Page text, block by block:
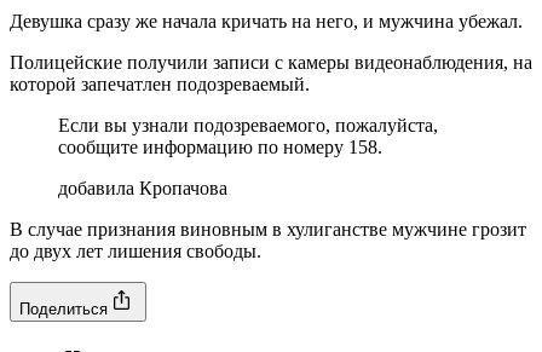
Девушка сразу же начала кричать на него, и мужчина убежал.
Полицейские получили записи с камеры видеонаблюдения, на
которой запечатлен подозреваемый.
Если вы узнали подозреваемого, пожалуйста,
сообщите информацию по номеру 158.
добавила Кропачова
В случае признания виновным в хулиганстве мужчине грозит
до двух лет лишения свободы.
Поделиться